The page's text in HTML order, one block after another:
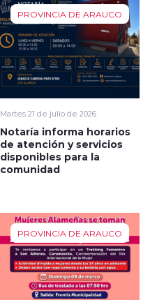
PROVINCIA DE ARAUCO
Martes 21 de julio de 2026
Notaría informa horarios
de atención y servicios
disponibles para la
comunidad
PROVINCIA DE ARAUCO